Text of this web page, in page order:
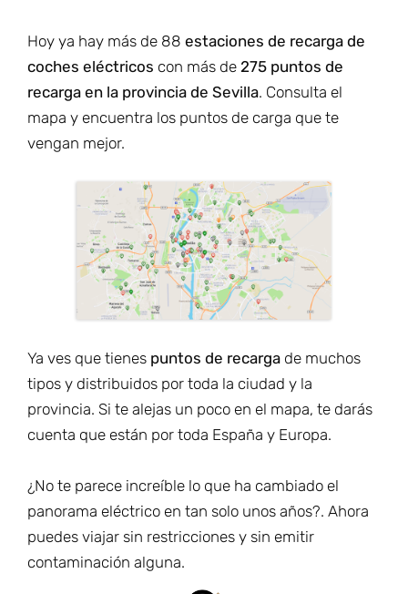
Hoy ya hay más de 88 estaciones de recarga de
coches eléctricos con más de 275 puntos de
recarga en la provincia de Sevilla. Consulta el
mapa y encuentra los puntos de carga que te
vengan mejor.
Ya ves que tienes puntos de recarga de muchos
tipos y distribuidos por toda la ciudad y la
provincia. Si te alejas un poco en el mapa, te darás
cuenta que están por toda España y Europa.
¿No te parece increíble lo que ha cambiado el
panorama eléctrico en tan solo unos años?. Ahora
puedes viajar sin restricciones y sin emitir
contaminación alguna.